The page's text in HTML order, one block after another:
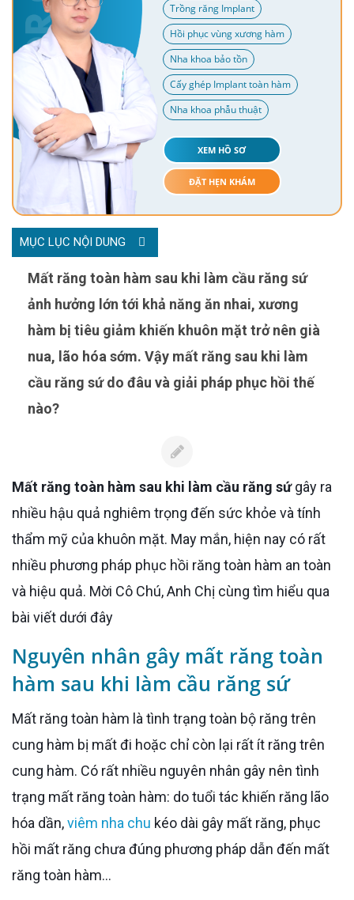
Trồng răng Implant
Hồi phục vùng xương hàm
Nha khoa bảo tồn
Cấy ghép Implant toàn hàm
Nha khoa phẫu thuật
XEM HỒ SƠ
ĐẶT HẸN KHÁM
MỤC LỤC NỘI DUNG
Mất răng toàn hàm sau khi làm cầu răng sứ
ảnh hưởng lớn tới khả năng ăn nhai, xương
hàm bị tiêu giảm khiến khuôn mặt trở nên già
nua, lão hóa sớm. Vậy mất răng sau khi làm
cầu răng sứ do đâu và giải pháp phục hồi thế
nào?
Mất răng toàn hàm sau khi làm cầu răng sứgây ra
nhiều hậu quả nghiêm trọng đến sức khỏe và tính
thẩm mỹ của khuôn mặt. May mắn, hiện nay có rất
nhiều phương pháp phục hồi răng toàn hàm an toàn
và hiệu quả. Mời Cô Chú, Anh Chị cùng tìm hiểu qua
bài viết dưới đây
Nguyên nhân gây mất răng toàn
hàm sau khi làm cầu răng sứ
Mất răng toàn hàm là tình trạng toàn bộ răng trên
cung hàm bị mất đi hoặc chỉ còn lại rất ít răng trên
cung hàm. Có rất nhiều nguyên nhân gây nên tình
trạng mất răng toàn hàm: do tuổi tác khiến răng lão
hóa dần,viêm nha chu kéo dài gây mất răng, phục
hồi mất răng chưa đúng phương pháp dẫn đến mất
răng toàn hàm…